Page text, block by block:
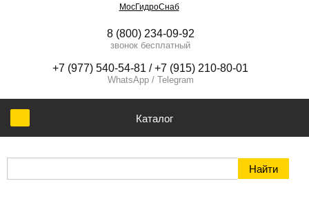
МосГидроСнаб
8 (800) 234-09-92
звонок бесплатный
+7 (977) 540-54-81 / +7 (915) 210-80-01
WhatsApp / Telegram
Каталог